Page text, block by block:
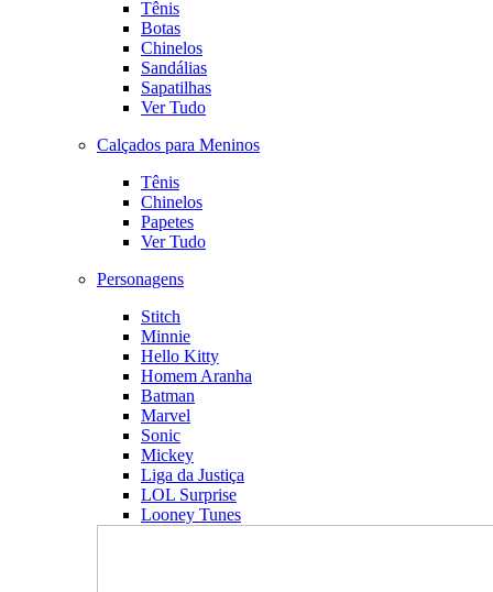
Tênis
Botas
Chinelos
Sandálias
Sapatilhas
Ver Tudo
Calçados para Meninos
Tênis
Chinelos
Papetes
Ver Tudo
Personagens
Stitch
Minnie
Hello Kitty
Homem Aranha
Batman
Marvel
Sonic
Mickey
Liga da Justiça
LOL Surprise
Looney Tunes